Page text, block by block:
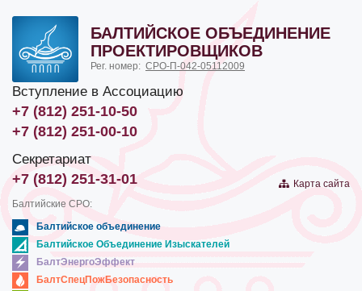
БАЛТИЙСКОЕ ОБЪЕДИНЕНИЕ
ПРОЕКТИРОВЩИКОВ
Рег. номер: СРО-П-042-05112009
Вступление в Ассоциацию
+7 (812) 251-10-50
+7 (812) 251-00-10
Секретариат
+7 (812) 251-31-01
Карта сайта
Балтийские СРО:
Балтийское объединение
Балтийское Объединение Изыскателей
БалтЭнергоЭффект
БалтСпецПожБезопасность